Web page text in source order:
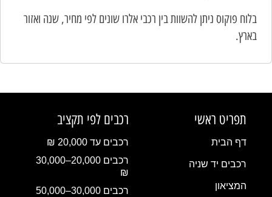
בלוח פוקוס ניתן להשוות בין רכבי אלרו שונים לפי מחיר, שנה ואזור
בארץ.
תפריט ראשי
דף הבית
רכבים יד שניה
המציאון
רכבים לפי תקציב
רכבים עד 20,000 ₪
רכבים 20,000–30,000
₪
רכבים 30,000–50,000